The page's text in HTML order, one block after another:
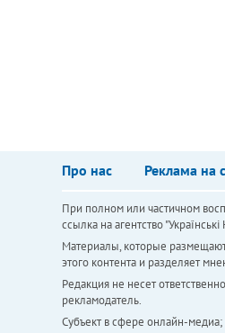
Про нас Реклама на
При полном или частичном
ссылка на агентство
Материалы, которые
этого контента и разделяет
Редакция не несет
рекламодатель.
Субъект в сфере онлайн-